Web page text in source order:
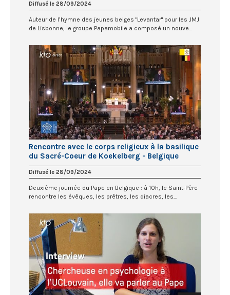
Diffusé le 28/09/2024
Auteur de l’hymne des jeunes belges "Levantar" pour les JMJ
de Lisbonne, le groupe Papamobile a composé un nouve...
Rencontre avec le corps religieux à la basilique
du Sacré-Coeur de Koekelberg - Belgique
Diffusé le 28/09/2024
Deuxième journée du Pape en Belgique : à 10h, le Saint-Père
rencontre les évêques, les prêtres, les diacres, les...